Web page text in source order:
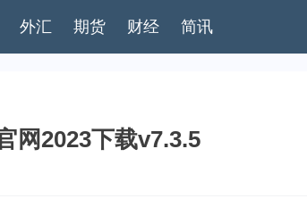
外汇 期货 财经 简讯
网2023下载v7.3.5